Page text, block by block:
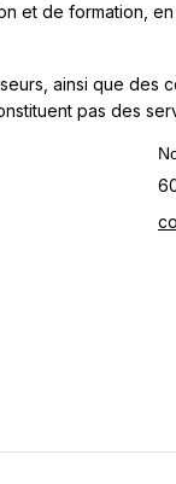
et de formation,
ainsi que
pas des